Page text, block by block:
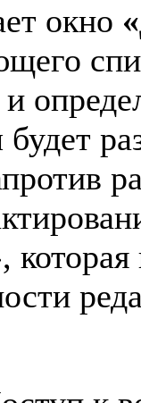
окно
будет
,